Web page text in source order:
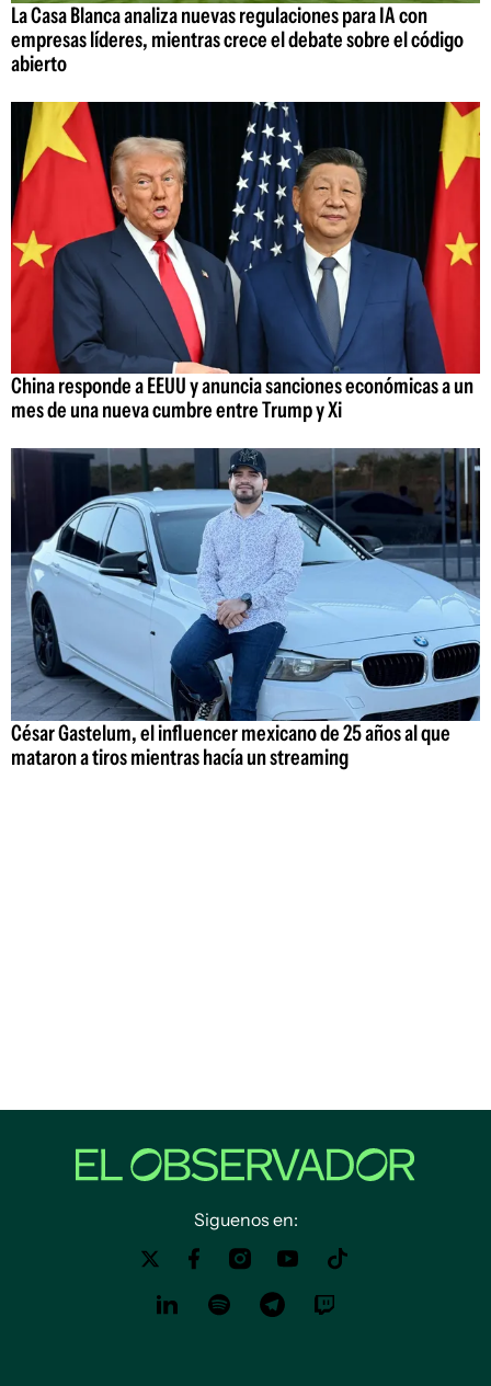
La Casa Blanca analiza nuevas regulaciones para IA con
empresas líderes, mientras crece el debate sobre el código
abierto
China responde a EEUU y anuncia sanciones económicas a un
mes de una nueva cumbre entre Trump y Xi
César Gastelum, el influencer mexicano de 25 años al que
mataron a tiros mientras hacía un streaming
Siguenos en: